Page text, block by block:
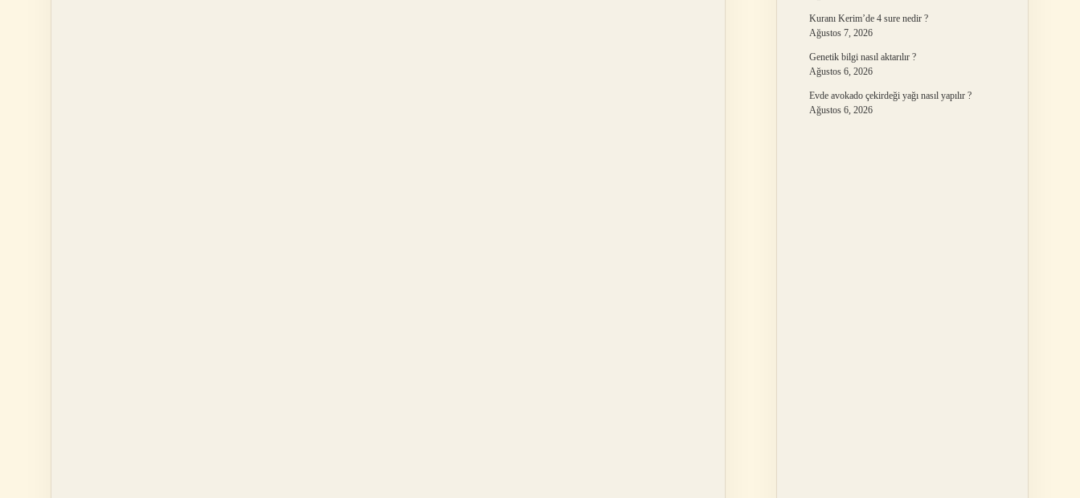
Kuranı Kerim’de 4 sure nedir ?
Ağustos 7, 2026
Genetik bilgi nasıl aktarılır ?
Ağustos 6, 2026
Evde avokado çekirdeği yağı nasıl yapılır ?
Ağustos 6, 2026